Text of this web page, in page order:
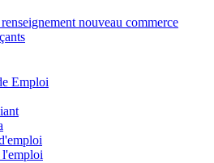
nouveau commerce
Emploi
l'emploi